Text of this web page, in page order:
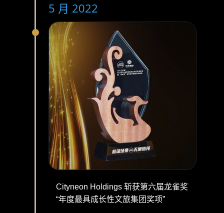
5 月 2022
Cityneon Holdings 斩获第六届龙雀奖
“年度最具成长性文旅集团奖项”